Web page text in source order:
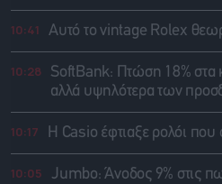
10:41 Αυτό το vintage Rolex
10:28
SoftBank: Πτώση 18% στα
αλλά υψηλότερα των
10:17 Η Casio έφτιαξε ρολόι που
10:05
Jumbo: Άνοδος 9% στις